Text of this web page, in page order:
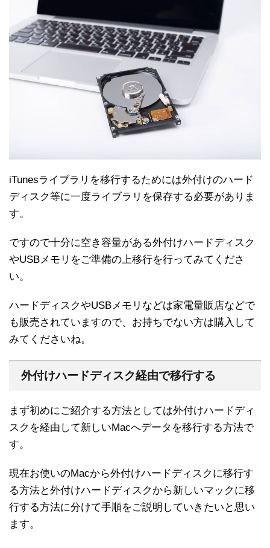
iTunesライブラリを移行するためには外付けのハード
ディスク等に一度ライブラリを保存する必要がありま
す。
ですので十分に空き容量がある外付けハードディスク
やUSBメモリをご準備の上移行を行ってみてくださ
い。
ハードディスクやUSBメモリなどは家電量販店などで
も販売されていますので、お持ちでない方は購入して
みてくださいね。
外付けハードディスク経由で移行する
まず初めにご紹介する方法としては外付けハードディ
スクを経由して新しいMacへデータを移行する方法で
す。
現在お使いのMacから外付けハードディスクに移行す
る方法と外付けハードディスクから新しいマックに移
行する方法に分けて手順をご説明していきたいと思い
ます。